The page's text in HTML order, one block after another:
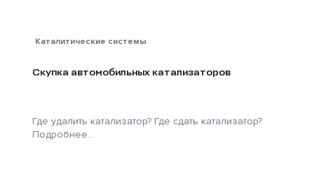
Каталитические системы
Скупка автомобильных катализаторов
Где удалить катализатор? Где сдать катализатор?
Подробнее...